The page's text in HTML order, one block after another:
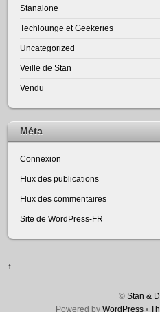
Stanalone
Techlounge et Geekeries
Uncategorized
Veille de Stan
Vendu
Méta
Connexion
Flux des publications
Flux des commentaires
Site de WordPress-FR
↑
© Stan &
Powered by WordPress •